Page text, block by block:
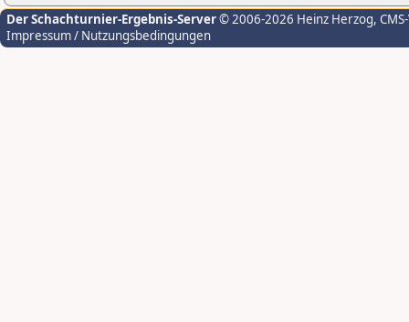
Der Schachturnier-Ergebnis-Server© 2006-2026 Heinz Herzog,
Impressum / Nutzungsbedingungen